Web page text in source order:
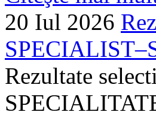
20 Iul 2026
Rezultate